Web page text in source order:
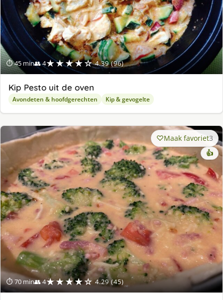
⏱ 45 min👥 4★★★★☆ 4.39 (96)
Kip Pesto uit de oven
Avondeten & hoofdgerechten Kip & gevogelte
⏱ 70 min👥 4★★★★☆ 4.29 (45)
Maak favoriet3
👍